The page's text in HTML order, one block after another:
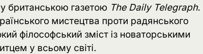
британською газетою The Daily Telegraph.
мистецтва проти радянського
філософський зміст із новаторськими
у всьому світі.